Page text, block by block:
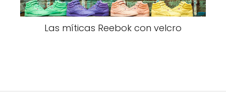
Las míticas Reebok con velcro